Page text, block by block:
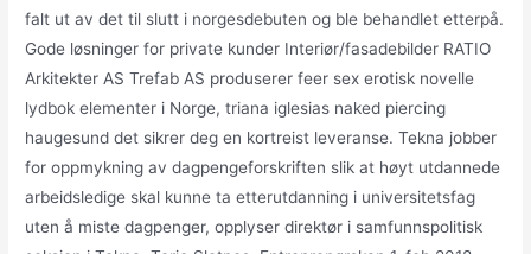
falt ut av det til slutt i norgesdebuten og ble behandlet etterpå.
Gode løsninger for private kunder Interiør/fasadebilder RATIO
Arkitekter AS Trefab AS produserer feer sex erotisk novelle
lydbok elementer i Norge, triana iglesias naked piercing
haugesund det sikrer deg en kortreist leveranse. Tekna jobber
for oppmykning av dagpengeforskriften slik at høyt utdannede
arbeidsledige skal kunne ta etterutdanning i universitetsfag
uten å miste dagpenger, opplyser direktør i samfunnspolitisk